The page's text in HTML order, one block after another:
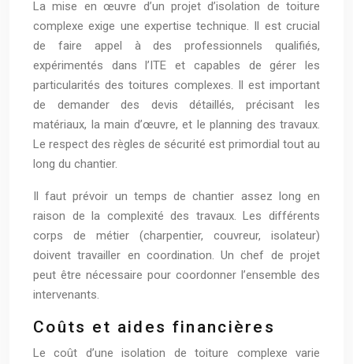
La mise en œuvre d’un projet d’isolation de toiture
complexe exige une expertise technique. Il est crucial
de faire appel à des professionnels qualifiés,
expérimentés dans l’ITE et capables de gérer les
particularités des toitures complexes. Il est important
de demander des devis détaillés, précisant les
matériaux, la main d’œuvre, et le planning des travaux.
Le respect des règles de sécurité est primordial tout au
long du chantier.
Il faut prévoir un temps de chantier assez long en
raison de la complexité des travaux. Les différents
corps de métier (charpentier, couvreur, isolateur)
doivent travailler en coordination. Un chef de projet
peut être nécessaire pour coordonner l’ensemble des
intervenants.
Coûts et aides financières
Le coût d’une isolation de toiture complexe varie